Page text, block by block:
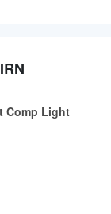
Comp Light